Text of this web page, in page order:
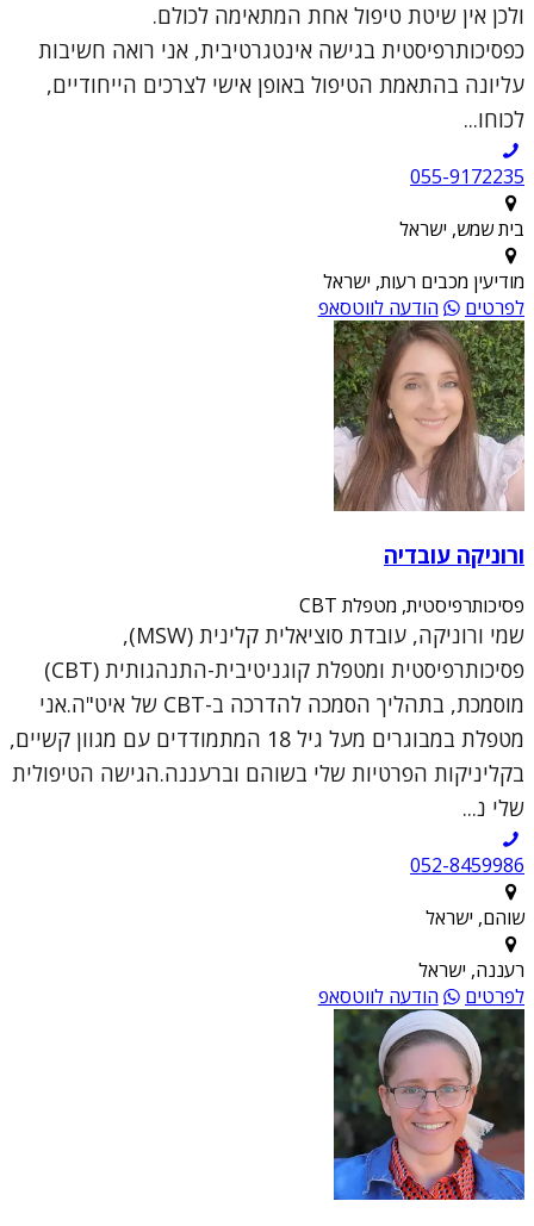
ולכן אין שיטת טיפול אחת המתאימה לכולם.
כפסיכותרפיסטית בגישה אינטגרטיבית, אני רואה חשיבות
עליונה בהתאמת הטיפול באופן אישי לצרכים הייחודיים,
לכוחו...
055-9172235
בית שמש, ישראל
מודיעין מכבים רעות, ישראל
לפרטים
הודעה לווטסאפ
ורוניקה עובדיה
פסיכותרפיסטית, מטפלת CBT
שמי ורוניקה, עובדת סוציאלית קלינית (MSW),
פסיכותרפיסטית ומטפלת קוגניטיבית-התנהגותית (CBT)
מוסמכת, בתהליך הסמכה להדרכה ב-CBT של איט"ה.אני
מטפלת במבוגרים מעל גיל 18 המתמודדים עם מגוון קשיים,
בקליניקות הפרטיות שלי בשוהם וברעננה.הגישה הטיפולית
שלי נ...
052-8459986
שוהם, ישראל
רעננה, ישראל
לפרטים
הודעה לווטסאפ